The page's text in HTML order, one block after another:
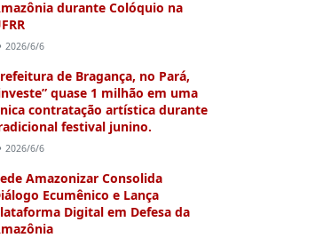
durante Colóquio na
2026/6/6
de Bragança, no Pará,
quase 1 milhão em uma
contratação artística durante
festival junino.
2026/6/6
Amazonizar Consolida
Ecumênico e Lança
Digital em Defesa da